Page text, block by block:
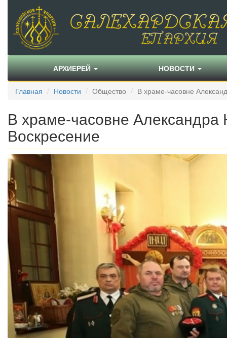
АРХИЕРЕЙ НОВОСТИ
Главная Новости Общество В храме-часовне
В храме-часовне Александра
Воскресение